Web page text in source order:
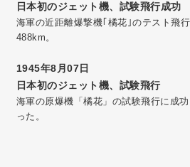
日本初のジェット機、試験飛行成功
海軍の近距離爆撃機｢橘花｣のテスト飛
488km。
1945年8月07日
日本初のジェット機、試験飛行
海軍の原爆機「橘花」の試験飛行に成
った。